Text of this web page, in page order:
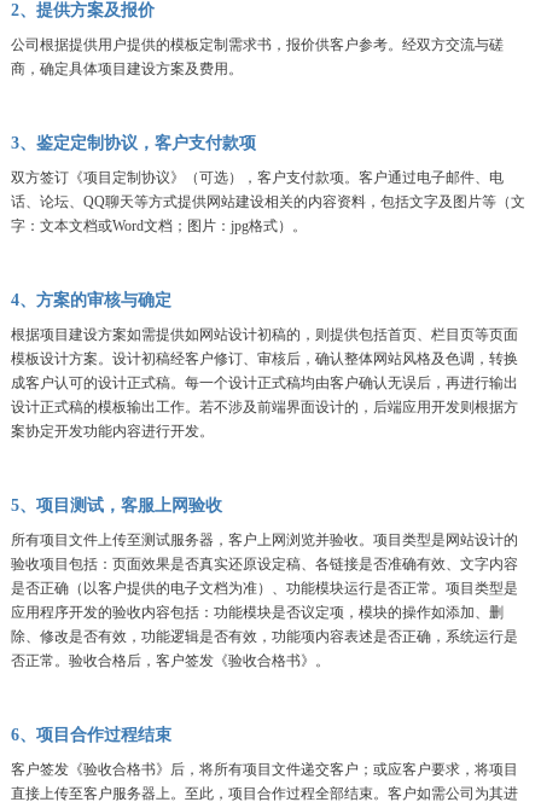
2、提供方案及报价
公司根据提供用户提供的模板定制需求书，报价供客户参考。经双方交流与磋
商，确定具体项目建设方案及费用。
3、鉴定定制协议，客户支付款项
双方签订《项目定制协议》（可选），客户支付款项。客户通过电子邮件、电
话、论坛、QQ聊天等方式提供网站建设相关的内容资料，包括文字及图片等（文
字：文本文档或Word文档；图片：jpg格式）。
4、方案的审核与确定
根据项目建设方案如需提供如网站设计初稿的，则提供包括首页、栏目页等页面
模板设计方案。设计初稿经客户修订、审核后，确认整体网站风格及色调，转换
成客户认可的设计正式稿。每一个设计正式稿均由客户确认无误后，再进行输出
设计正式稿的模板输出工作。若不涉及前端界面设计的，后端应用开发则根据方
案协定开发功能内容进行开发。
5、项目测试，客服上网验收
所有项目文件上传至测试服务器，客户上网浏览并验收。项目类型是网站设计的
验收项目包括：页面效果是否真实还原设定稿、各链接是否准确有效、文字内容
是否正确（以客户提供的电子文档为准）、功能模块运行是否正常。项目类型是
应用程序开发的验收内容包括：功能模块是否议定项，模块的操作如添加、删
除、修改是否有效，功能逻辑是否有效，功能项内容表述是否正确，系统运行是
否正常。验收合格后，客户签发《验收合格书》。
6、项目合作过程结束
客户签发《验收合格书》后，将所有项目文件递交客户；或应客户要求，将项目
直接上传至客户服务器上。至此，项目合作过程全部结束。客户如需公司为其进